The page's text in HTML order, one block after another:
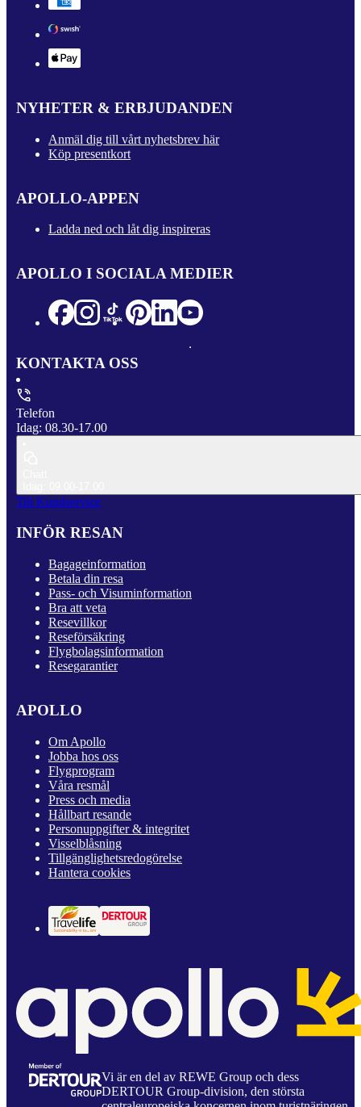
NYHETER & ERBJUDANDEN
Anmäl dig till vårt nyhetsbrev här
Köp presentkort
APOLLO-APPEN
Ladda ned och låt dig inspireras
APOLLO I SOCIALA MEDIER
KONTAKTA OSS
Telefon
Idag: 08.30-17.00
Till Kundservice
INFÖR RESAN
Bagageinformation
Betala din resa
Pass- och Visuminformation
Bra att veta
Resevillkor
Reseförsäkring
Flygbolagsinformation
Resegarantier
APOLLO
Om Apollo
Jobba hos oss
Flygprogram
Våra resmål
Press och media
Hållbart resande
Personuppgifter & integritet
Visselblåsning
Tillgänglighetsredogörelse
Hantera cookies
Vi är en del av REWE Group och dess
DERTOUR Group-division, den största